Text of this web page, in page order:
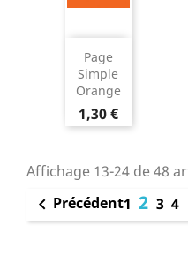
Page
Simple
Orange
1,30 €
Affichage 13-24 de 48
 Précédent1 2 3 4